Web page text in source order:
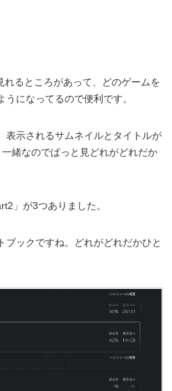
れるところがあって、どのゲームを
になってるので便利です。
表示されるサムネイルとタイトルが
緒なのでぱっと見どれがどれだか
」が3つありました。
ブックですね。どれがどれだかひと